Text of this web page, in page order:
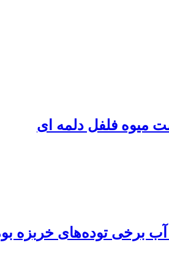
میوه فلفل دلمه ای
برخی توده‌های خربزه